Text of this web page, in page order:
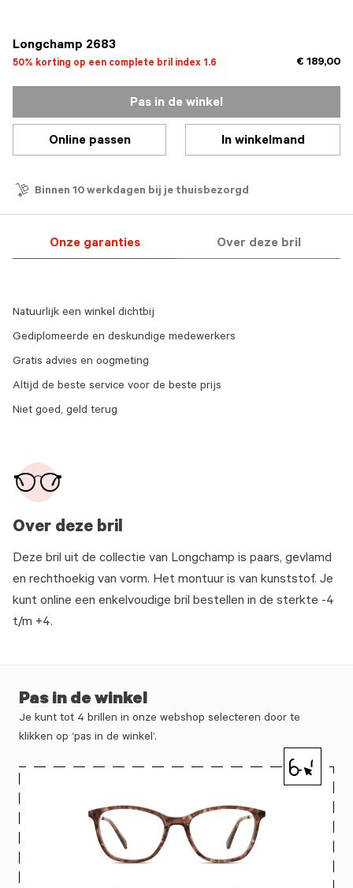
Longchamp 2683
50% korting op een complete bril index 1.6 € 189,00
Pas in de winkel
Online passen In winkelmand
Binnen 10 werkdagen bij je thuisbezorgd
Onze garanties Over deze bril
Over deze bril
Deze bril uit de collectie van Longchamp is paars, gevlamd
en rechthoekig van vorm. Het montuur is van kunststof. Je
kunt online een enkelvoudige bril bestellen in de sterkte -4
t/m +4.
Natuurlijk een winkel dichtbij
Gediplomeerde en deskundige medewerkers
Gratis advies en oogmeting
Altijd de beste service voor de beste prijs
Niet goed, geld terug
Pas in de winkel
Je kunt tot 4 brillen in onze webshop selecteren door te
klikken op ‘pas in de winkel’.